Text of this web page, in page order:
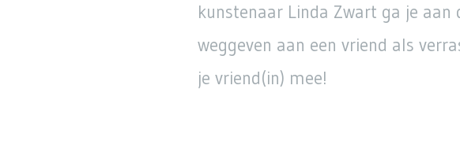
kunstenaar Linda Zwart ga je
weggeven aan een vriend als
je vriend(in) mee!